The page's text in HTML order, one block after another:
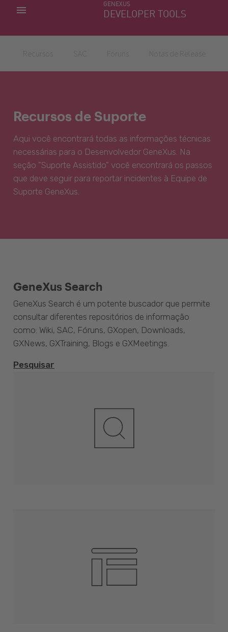
GENEXUS
DEVELOPER TOOLS
MINHAS APLICACÕES
Recursos de Suporte
Aqui você encontrará todas as informações técnicas
necessárias para o Desenvolvedor GeneXus. Na
seção "Suporte Assistido" você encontrará os passos
que deve seguir para reportar incidentes à Equipe de
Suporte GeneXus.
GeneXus Search
GeneXus Search é um potente buscador que permite
consultar diferentes repositórios de informação
como: Wiki, SAC, Fóruns, GXopen, Downloads,
GXNews, GXTraining, Blogs e GXMeetings.
Pesquisar